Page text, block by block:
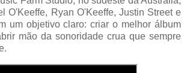
O'Keeffe, Ryan O'Keeffe, Justin Street e
um objetivo claro: criar o melhor álbum
mão da sonoridade crua que sempre